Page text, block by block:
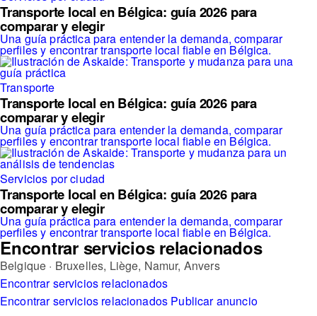
Transporte local en Bélgica: guía 2026 para
comparar y elegir
Una guía práctica para entender la demanda, comparar
perfiles y encontrar transporte local fiable en Bélgica.
Transporte
Transporte local en Bélgica: guía 2026 para
comparar y elegir
Una guía práctica para entender la demanda, comparar
perfiles y encontrar transporte local fiable en Bélgica.
Servicios por ciudad
Transporte local en Bélgica: guía 2026 para
comparar y elegir
Una guía práctica para entender la demanda, comparar
perfiles y encontrar transporte local fiable en Bélgica.
Encontrar servicios relacionados
Belgique · Bruxelles, Liège, Namur, Anvers
Encontrar servicios relacionados
Encontrar servicios relacionados Publicar anuncio